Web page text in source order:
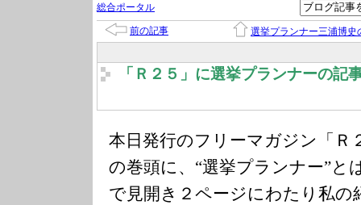
総合ポータル
前の記事 選挙プランナー三浦博史
「Ｒ２５」に選挙プランナーの記
本日発行のフリーマガジン「Ｒ
の巻頭に、“選挙プランナー”
で見開き２ページにわたり私の